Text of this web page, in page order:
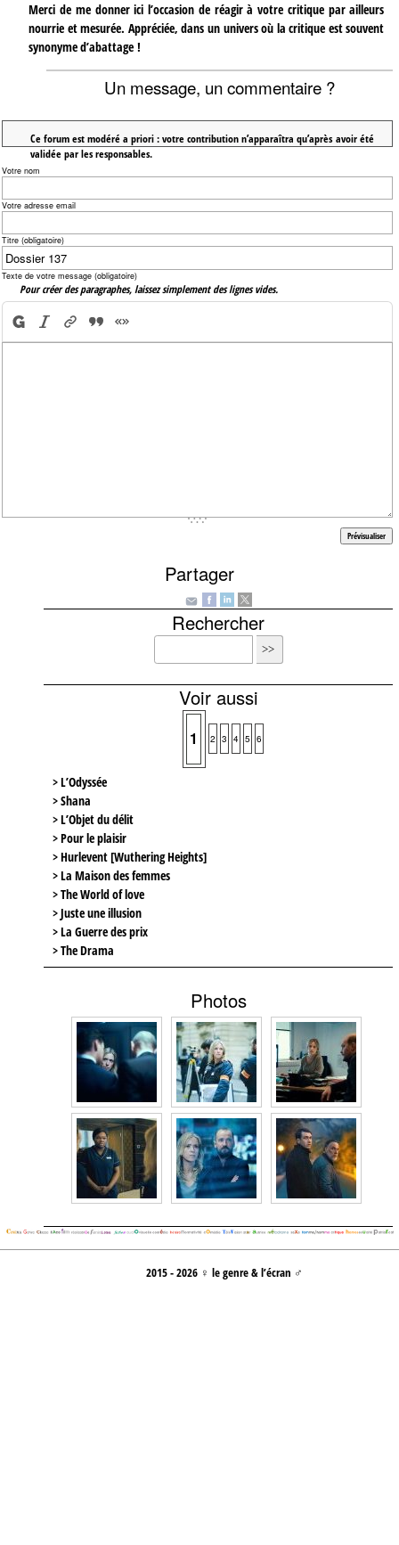
Merci de me donner ici l’occasion de réagir à votre critique par ailleurs
nourrie et mesurée. Appréciée, dans un univers où la critique est souvent
synonyme d’abattage !
Un message, un commentaire ?
Ce forum est modéré a priori : votre contribution n’apparaîtra qu’après avoir été
validée par les responsables.
Votre nom
Votre adresse email
Titre (obligatoire)
Texte de votre message (obligatoire)
Pour créer des paragraphes, laissez simplement des lignes vides.
Partager
Rechercher
Voir aussi
1 2 3 4 5 6
> L’Odyssée
> Shana
> L’Objet du délit
> Pour le plaisir
> Hurlevent [Wuthering Heights]
> La Maison des femmes
> The World of love
> Juste une illusion
> La Guerre des prix
> The Drama
Photos
2015 - 2026 ♀ le genre & l’écran ♂